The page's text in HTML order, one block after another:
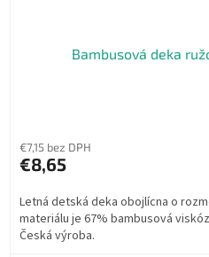
Bambusová deka
€7,15 bez DPH
€8,65
Letná detská deka obojlícna o
materiálu je 67% bambusová
Česká výroba.